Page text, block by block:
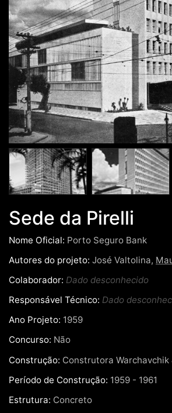
Sede da Pirelli
Nome Oficial: Porto Seguro Bank
Autores do projeto: José Valtolina,
Colaborador: Dado desconhecido
Responsável Técnico: Dado
Ano Projeto: 1959
Concurso: Não
Construção: Construtora Warchavchik
Período de Construção: 1959 - 1961
Estrutura: Concreto